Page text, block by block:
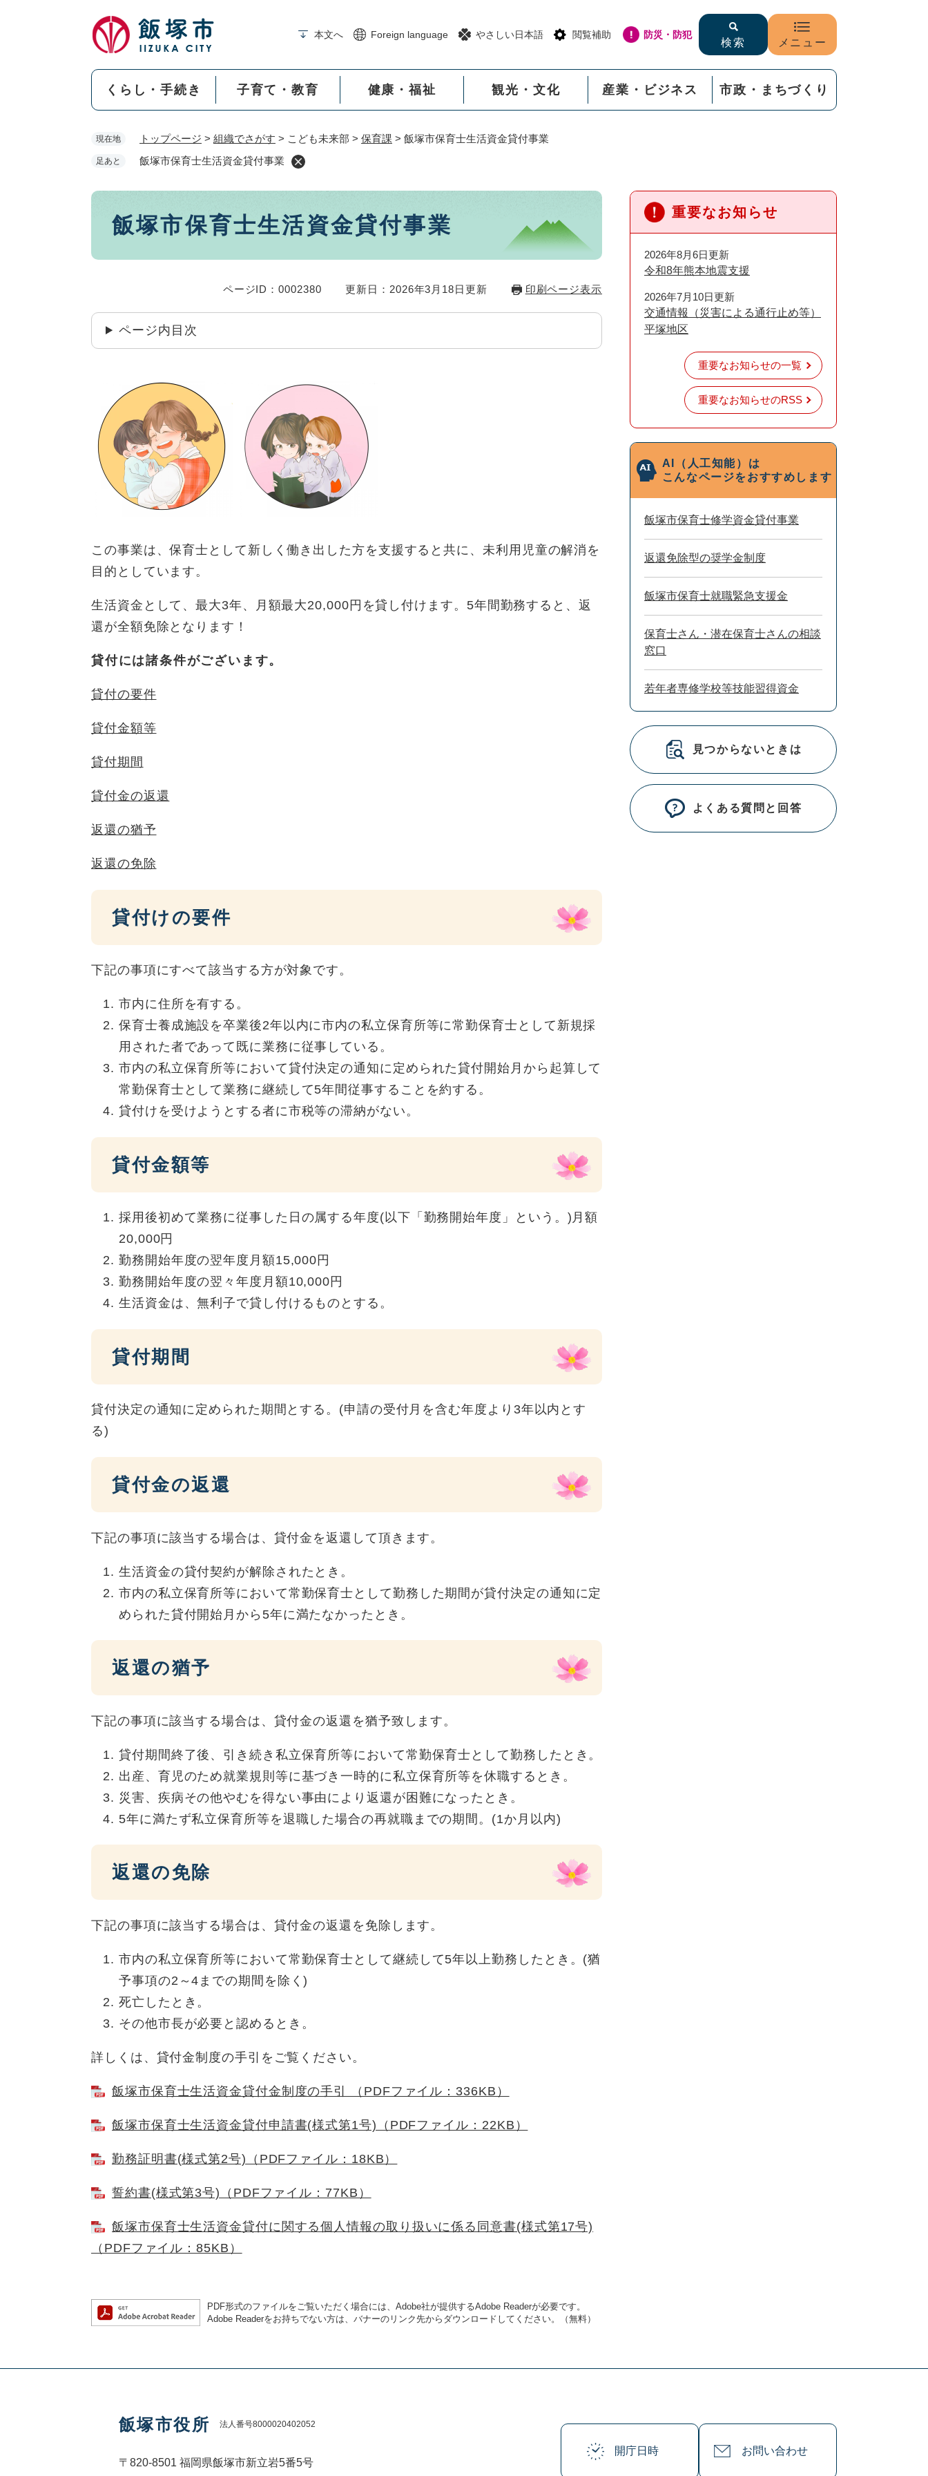
本文へ Foreign language やさしい日本語 閲覧補助 防災・防犯
検索 メニュー
くらし・手続き 子育て・教育 健康・福祉 観光・文化 産業・ビジネス 市政・まちづくり
現在地 トップページ > 組織でさがす > こども未来部 > 保育課 > 飯塚市保育士生活資金貸付事業
足あと 飯塚市保育士生活資金貸付事業
本
飯塚市保育士生活資金貸付事業
ページID：0002380 更新日：2026年3月18日更新 印刷ページ表示
ページ内目次
この事業は、保育士として新しく働き出した方を支援すると共に、未利用児童の解消を
目的としています。
生活資金として、最大3年、月額最大20,000円を貸し付けます。5年間勤務すると、返
還が全額免除となります！
貸付には諸条件がございます。
貸付の要件
貸付金額等
貸付期間
貸付金の返還
返還の猶予
返還の免除
貸付けの要件
下記の事項にすべて該当する方が対象です。
市内に住所を有する。
保育士養成施設を卒業後2年以内に市内の私立保育所等に常勤保育士として新規採
用された者であって既に業務に従事している。
市内の私立保育所等において貸付決定の通知に定められた貸付開始月から起算して
常勤保育士として業務に継続して5年間従事することを約する。
貸付けを受けようとする者に市税等の滞納がない。
貸付金額等
採用後初めて業務に従事した日の属する年度(以下「勤務開始年度」という。)月額
20,000円
勤務開始年度の翌年度月額15,000円
勤務開始年度の翌々年度月額10,000円
生活資金は、無利子で貸し付けるものとする。
貸付期間
貸付決定の通知に定められた期間とする。(申請の受付月を含む年度より3年以内とす
る)
貸付金の返還
下記の事項に該当する場合は、貸付金を返還して頂きます。
生活資金の貸付契約が解除されたとき。
市内の私立保育所等において常勤保育士として勤務した期間が貸付決定の通知に定
められた貸付開始月から5年に満たなかったとき。
返還の猶予
下記の事項に該当する場合は、貸付金の返還を猶予致します。
貸付期間終了後、引き続き私立保育所等において常勤保育士として勤務したとき。
出産、育児のため就業規則等に基づき一時的に私立保育所等を休職するとき。
災害、疾病その他やむを得ない事由により返還が困難になったとき。
5年に満たず私立保育所等を退職した場合の再就職までの期間。(1か月以内)
返還の免除
下記の事項に該当する場合は、貸付金の返還を免除します。
市内の私立保育所等において常勤保育士として継続して5年以上勤務したとき。(猶
予事項の2～4までの期間を除く)
死亡したとき。
その他市長が必要と認めるとき。
詳しくは、貸付金制度の手引をご覧ください。
飯塚市保育士生活資金貸付金制度の手引 （PDFファイル：336KB）
飯塚市保育士生活資金貸付申請書(様式第1号)（PDFファイル：22KB）
勤務証明書(様式第2号)（PDFファイル：18KB）
誓約書(様式第3号)（PDFファイル：77KB）
飯塚市保育士生活資金貸付に関する個人情報の取り扱いに係る同意書(様式第17号)
（PDFファイル：85KB）
PDF形式のファイルをご覧いただく場合には、Adobe社が提供するAdobe Readerが必要です。
Adobe Readerをお持ちでない方は、バナーのリンク先からダウンロードしてください。（無料）
重要なお知らせ
2026年8月6日更新
令和8年熊本地震支援
2026年7月10日更新
交通情報（災害による通行止め等）
平塚地区
重要なお知らせの一覧
重要なお知らせのRSS
AI（人工知能）は
こんなページをおすすめします
飯塚市保育士修学資金貸付事業
返還免除型の奨学金制度
飯塚市保育士就職緊急支援金
保育士さん・潜在保育士さんの相談
窓口
若年者専修学校等技能習得資金
見つからないときは
よくある質問と回答
飯塚市役所 法人番号8000020402052
〒820-8501 福岡県飯塚市新立岩5番5号
開庁日時 お問い合わせ